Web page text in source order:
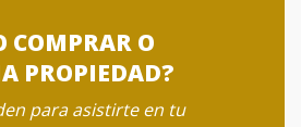
COMPRAR O
PROPIEDAD?
para asistirte en tu